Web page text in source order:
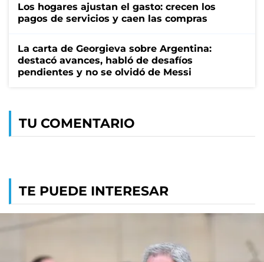
Los hogares ajustan el gasto: crecen los
pagos de servicios y caen las compras
La carta de Georgieva sobre Argentina:
destacó avances, habló de desafíos
pendientes y no se olvidó de Messi
TU COMENTARIO
TE PUEDE INTERESAR